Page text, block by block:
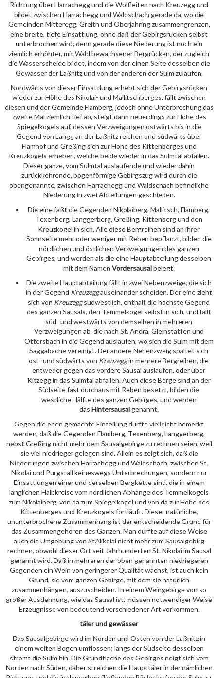
Richtung über Harrachegg und die Wolfleiten nach Kreuzegg und
bildet zwischen Harrachegg und Waldschach gerade da, wo die
Gemeinden Mitteregg, Greith und Oberjahring zusammengrenzen,
eine breite, tiefe Einsattlung, ohne daß der Gebirgsrücken selbst
unterbrochen wird; denn gerade diese Niederung ist noch ein
ziemlich erhöhter, mit Wald bewachsener Bergrücken, der zugleich
die Wasserscheide bildet, indem von der einen Seite desselben die
Gewässer der Laßnitz und von der anderen der Sulm zulaufen.
Nordwärts von dieser Einsattlung erhebt sich der Gebirgsrücken
wieder zur Höhe des Nikolai- und Mallitschberges, fällt zwischen
diesen und der Gemeinde Flamberg, jedoch ohne Unterbrechung das
zweite Mal ziemlich tief ab, steigt dann neuerdings zur Höhe des
Spiegelkogels auf, dessen Verzweigungen ostwärts bis in die
Gegend von Langg an der Laßnitz reichen und südwärts über
Flamhof und Greßing sich zur Höhe des Kittenberges und
Kreuzkogels erheben, welche beide wieder in das Sulmtal abfallen.
Dieser ganze, vom Sulmtal auslaufende und wieder dahin
zurückkehrende, bogenförmige Gebirgszug wird durch die
obengenannte, zwischen Harrachegg und Waldschach befindliche
Niederung in zwei Abteilungen geschieden.
Die eine faßt die Gegenden Nikolaiberg, Mallitsch, Flamberg,
Texenberg, Langgerberg, Greßing, Kittenberg und den
Kreuzkogel in sich. Alle diese Bergreihen sind an ihrer
Sonnseite mehr oder weniger mit Reben bepflanzt, bilden die
nördlichen und östlichen Verzweigungen des ganzen
Gebirges, und werden als die eine Hauptabteilung desselben
mit dem Namen Vordersausalbelegt.
Die zweite Hauptabteilung fällt in zwei Nebenzweige, die sich
in der Gegend Kreuzeggauseinander scheiden. Der eine zieht
sich von Kreuzeggsüdwestlich, enthält die höchste Gegend
des ganzen Sausals, den Temmelkogel selbst in sich, und fällt
süd- und westwärts von demselben in mehreren
Verzweigungen ab, die nach St. Andrä, Gleinstätten und
Ottersbach in die Gegend auslaufen, wo sich die Sulm mit dem
Saggabache vereinigt. Der andere Nebenzweig spaltet sich
ost- und südwärts von Kreuzeggin mehrere Bergreihen, die
entweder gegen das vordere Sausal auslaufen, oder über
Kitzegg in das Sulmtal abfallen. Auch diese Berge sind an der
Südseite fast durchaus mit Reben besetzt, bilden die
westliche Hälfte des ganzen Gebirges, und werden
das Hintersausalgenannt.
Gegen die eben gemachte Einteilung dürfte vielleicht bemerkt
werden, daß die Gegenden Flamberg, Texenberg, Langgerberg,
nebst Greßing nicht mehr dem Sausalgebirge zu rechnen seien, weil
sie viel niedrieger gelegen sind. Allein es zeigt sich, daß die
Niederungen zwischen Harrachegg und Waldschach, zwischen St.
Nikolai und Purgstall keineswegs Unterbrechungen, sondern nur
Einsattlungen einer und derselben Bergkette sind, die in einem
länglichen Halbkreise vom nördlichen Abhänge des Temmelkogels
zum Nikolaiberg, von da zum Spiegelkogel und von da zur Höhe des
Kittenberges und Kreuzkogels fortläuft. Dieser natürliche,
ununterbrochene Zusammenhang ist der entscheidende Grund für
das Zusammengehören des Ganzen. Man dürfte auf diese Weise
auch die Umgebung von St.Nikolai nicht mehr zum Sausalgebirg
rechnen, obwohl dieser Ort seit Jahrhunderten St. Nikolai im Sausal
genannt wird. Daß in mehreren der oben genannten niedriegeren
Gegenden ein Wein von geringerer Qualität wächst, ist auch kein
Grund, sie vom ganzen Gebirge, mit dem sie natürlich
zusammenhängen, auszuscheiden. In einem Weingebirge von so
großer Ausdehnung, wie das Sausal ist, müssen notwendiger Weise
Erzeugnisse von bedeutend verschiedener Art vorkommen.
täler und gewässer
Das Sausalgebirge wird im Norden und Osten von der Laßnitz in
einem weiten Bogen umflossen; längs der Südseite desselben
strömt die Sulm hin. Die Grundfläche des Gebirges neigt sich vom
Norden nach Süden, daher streichen die Haupttäler in der nämlichen